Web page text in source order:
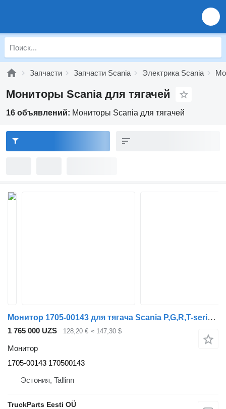
Запчасти Запчасти Scania Электрика Scania
Мониторы Scania для тягачей
16 объявлений: Мониторы Scania для тягачей
Монитор 1705-00143 для тягача Scania P,G,R,T-series (2004-2017)
1 765 000 UZS 128,20 € ≈ 147,30 $
Монитор
1705-00143 170500143
Эстония, Tallinn
TruckParts Eesti OÜ